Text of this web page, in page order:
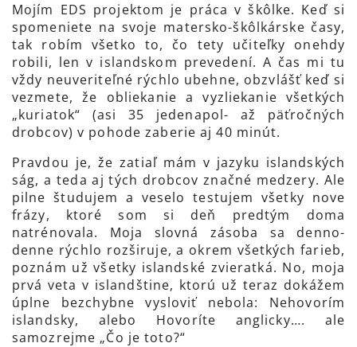
Mojím EDS projektom je práca v škôlke. Keď si
spomeniete na svoje matersko-škôlkárske časy,
tak robím všetko to, čo tety učiteľky onehdy
robili, len v islandskom prevedení. A čas mi tu
vždy neuveriteľné rýchlo ubehne, obzvlášť keď si
vezmete, že obliekanie a vyzliekanie všetkých
„kuriatok“ (asi 35 jedenapol- až päťročných
drobcov) v pohode zaberie aj 40 minút.
Pravdou je, že zatiaľ mám v jazyku islandských
ság, a teda aj tých drobcov značné medzery. Ale
pilne študujem a veselo testujem všetky nove
frázy, ktoré som si deň predtým doma
natrénovala. Moja slovná zásoba sa denno-
denne rýchlo rozširuje, a okrem všetkých farieb,
poznám už všetky islandské zvieratká. No, moja
prvá veta v islandštine, ktorú už teraz dokážem
úplne bezchybne vysloviť nebola: Nehovorím
islandsky, alebo Hovoríte anglicky…. ale
samozrejme „Čo je toto?“